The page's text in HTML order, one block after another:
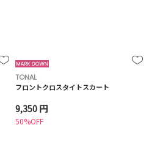
TONAL
フロントクロスタイトスカート
9,350 円
50%OFF